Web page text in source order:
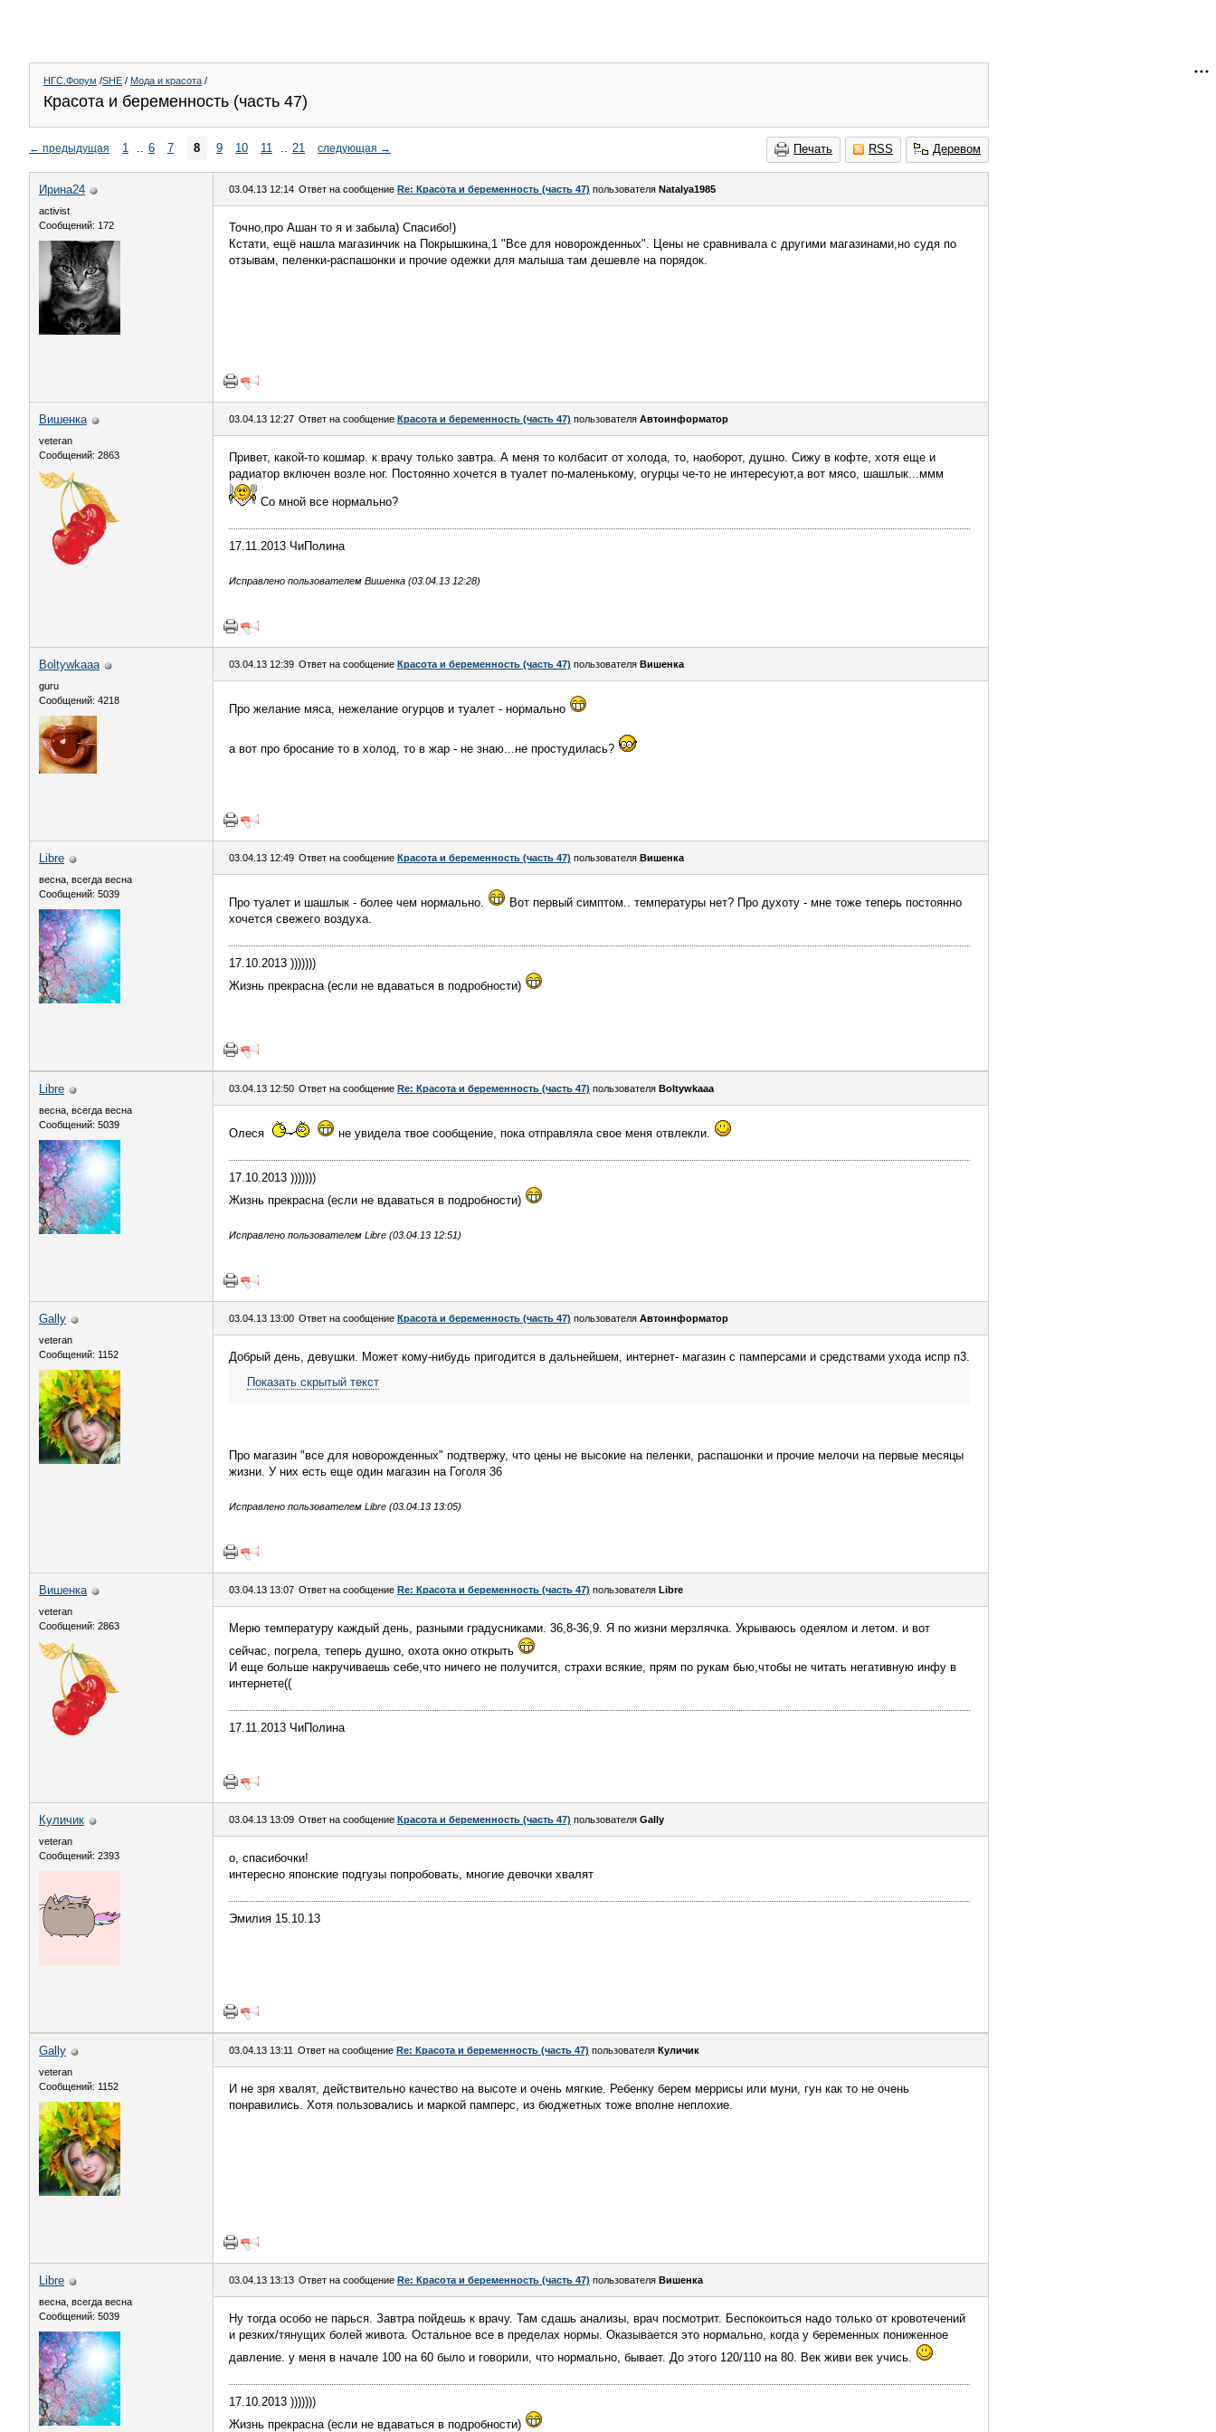
НГС.Форум /SHE / Мода и красота /
Красота и беременность (часть 47)
Печать RSS Деревом
← предыдущая 1 .. 6 7 8 9 10 11 .. 21 следующая →
Ирина24
activist
Сообщений: 172
03.04.13 12:14 Ответ на сообщение Re: Красота и беременность (часть 47) пользователя Natalya1985
Точно,про Ашан то я и забыла) Спасибо!)
Кстати, ещё нашла магазинчик на Покрышкина,1 "Все для новорожденных". Цены не сравнивала с другими магазинами,но судя по
отзывам, пеленки-распашонки и прочие одежки для малыша там дешевле на порядок.
Вишенка
veteran
Сообщений: 2863
03.04.13 12:27 Ответ на сообщение Красота и беременность (часть 47) пользователя Автоинформатор
Привет, какой-то кошмар. к врачу только завтра. А меня то колбасит от холода, то, наоборот, душно. Сижу в кофте, хотя еще и
радиатор включен возле ног. Постоянно хочется в туалет по-маленькому, огурцы че-то не интересуют,а вот мясо, шашлык...ммм
Со мной все нормально?
17.11.2013 ЧиПолина
Исправлено пользователем Вишенка (03.04.13 12:28)
Boltywkaaa
guru
Сообщений: 4218
03.04.13 12:39 Ответ на сообщение Красота и беременность (часть 47) пользователя Вишенка
Про желание мяса, нежелание огурцов и туалет - нормально
а вот про бросание то в холод, то в жар - не знаю...не простудилась?
Libre
весна, всегда весна
Сообщений: 5039
03.04.13 12:49 Ответ на сообщение Красота и беременность (часть 47) пользователя Вишенка
Про туалет и шашлык - более чем нормально.
Вот первый симптом.. температуры нет? Про духоту - мне тоже теперь постоянно
хочется свежего воздуха.
17.10.2013 )))))))
Жизнь прекрасна (если не вдаваться в подробности)
Libre
весна, всегда весна
Сообщений: 5039
03.04.13 12:50 Ответ на сообщение Re: Красота и беременность (часть 47) пользователя Boltywkaaa
Олеся не увидела твое сообщение, пока отправляла свое меня отвлекли.
17.10.2013 )))))))
Жизнь прекрасна (если не вдаваться в подробности)
Исправлено пользователем Libre (03.04.13 12:51)
Gally
veteran
Сообщений: 1152
03.04.13 13:00 Ответ на сообщение Красота и беременность (часть 47) пользователя Автоинформатор
Добрый день, девушки. Может кому-нибудь пригодится в дальнейшем, интернет- магазин с памперсами и средствами ухода испр п3.
Показать скрытый текст
Про магазин "все для новорожденных" подтвержу, что цены не высокие на пеленки, распашонки и прочие мелочи на первые месяцы
жизни. У них есть еще один магазин на Гоголя 36
Исправлено пользователем Libre (03.04.13 13:05)
Вишенка
veteran
Сообщений: 2863
03.04.13 13:07 Ответ на сообщение Re: Красота и беременность (часть 47) пользователя Libre
Мерю температуру каждый день, разными градусниками. 36,8-36,9. Я по жизни мерзлячка. Укрываюсь одеялом и летом. и вот
сейчас, погрела, теперь душно, охота окно открыть
И еще больше накручиваешь себе,что ничего не получится, страхи всякие, прям по рукам бью,чтобы не читать негативную инфу в
интернете((
17.11.2013 ЧиПолина
Куличик
veteran
Сообщений: 2393
03.04.13 13:09 Ответ на сообщение Красота и беременность (часть 47) пользователя Gally
о, спасибочки!
интересно японские подгузы попробовать, многие девочки хвалят
Эмилия 15.10.13
Gally
veteran
Сообщений: 1152
03.04.13 13:11 Ответ на сообщение Re: Красота и беременность (часть 47) пользователя Куличик
И не зря хвалят, действительно качество на высоте и очень мягкие. Ребенку берем меррисы или муни, гун как то не очень
понравились. Хотя пользовались и маркой памперс, из бюджетных тоже вполне неплохие.
Libre
весна, всегда весна
Сообщений: 5039
03.04.13 13:13 Ответ на сообщение Re: Красота и беременность (часть 47) пользователя Вишенка
Ну тогда особо не парься. Завтра пойдешь к врачу. Там сдашь анализы, врач посмотрит. Беспокоиться надо только от кровотечений
и резких/тянущих болей живота. Остальное все в пределах нормы. Оказывается это нормально, когда у беременных пониженное
давление. у меня в начале 100 на 60 было и говорили, что нормально, бывает. До этого 120/110 на 80. Век живи век учись.
17.10.2013 )))))))
Жизнь прекрасна (если не вдаваться в подробности)